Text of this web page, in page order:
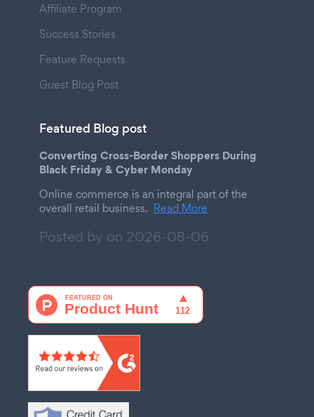
Affiliate Program
Success Stories
Feature Requests
Guest Blog Post
Featured Blog post
Converting Cross-Border Shoppers During
Black Friday & Cyber Monday
Online commerce is an integral part of the
overall retail business. Read More
Posted by on 2026-08-06